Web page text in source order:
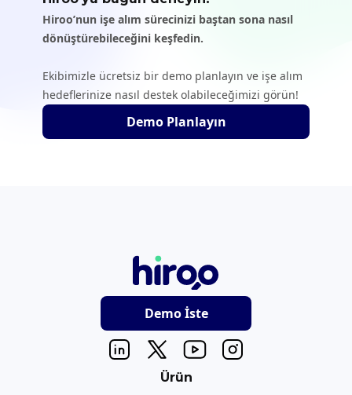
Hiroo’nun işe alım sürecinizi baştan sona nasıl
dönüştürebileceğini keşfedin.
Ekibimizle ücretsiz bir demo planlayın ve işe alım
hedeflerinize nasıl destek olabileceğimizi görün!
Demo Planlayın
Demo İste
Ürün